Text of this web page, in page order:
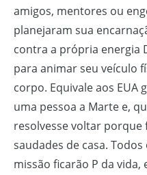
amigos, mentores ou
planejaram sua
contra a própria energia
para animar seu veículo
corpo. Equivale aos
uma pessoa a Marte e,
resolvesse voltar
saudades de casa.
missão ficarão P da vida,